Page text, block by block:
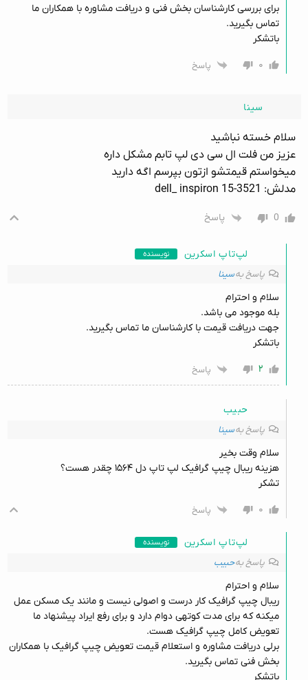
برای بررسی کارشناسان بخش فنی و دریافت مشاوره با همکاران ما
تماس بگیرید.
باتشکر
۰
پاسخ
سینا
سلام خسته نباشید
عزیز من فلت ال سی دی لپ تابم مشکل داره
میخواستم قیمتشو ازتون بپرسم اگه دارید
مدلش: dell_ inspiron 15-3521
0 پاسخ
لپ‌تاپ اسکرین نویسنده
پاسخ بهسینا
سلام و احترام
بله موجود می باشد.
جهت دریافت قیمت با کارشناسان ما تماس بگیرید.
باتشکر
۲
پاسخ
حبیب
پاسخ بهسینا
سلام وقت بخیر
هزینه ریبال چیپ گرافیک لپ تاپ دل ۱۵۶۴ چقدر هست؟
تشکر
۰
پاسخ
لپ‌تاپ اسکرین نویسنده
پاسخ بهحبیب
سلام و احترام
ریبال چیپ گرافیک کار درست و اصولی نیست و مانند یک مسکن عمل
میکنه که برای مدت کوتهی دوام دارد و برای رفع ایراد پیشنهاد ما
تعویض کامل چیپ گرافیک هست.
برلی دریافت مشاوره و استعلام قیمت تعویض چیپ گرافیک با همکاران
بخش فنی تماس بگیرید.
باتشکر